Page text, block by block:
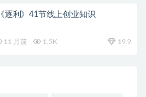
逐利》41节线上创业知识
11 月前 1.5K 19.9